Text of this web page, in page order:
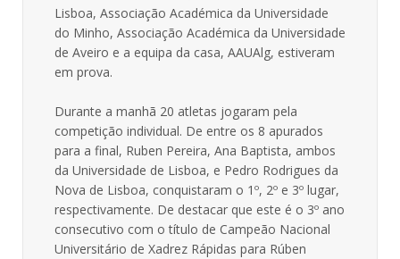
Lisboa, Associação Académica da Universidade
do Minho, Associação Académica da Universidade
de Aveiro e a equipa da casa, AAUAlg, estiveram
em prova.
Durante a manhã 20 atletas jogaram pela
competição individual. De entre os 8 apurados
para a final, Ruben Pereira, Ana Baptista, ambos
da Universidade de Lisboa, e Pedro Rodrigues da
Nova de Lisboa, conquistaram o 1º, 2º e 3º lugar,
respectivamente. De destacar que este é o 3º ano
consecutivo com o título de Campeão Nacional
Universitário de Xadrez Rápidas para Rúben